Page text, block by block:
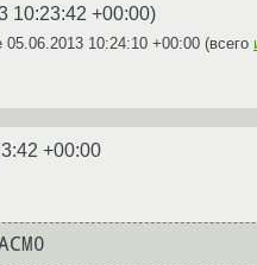
10:23:42 +00:00)
05.06.2013 10:24:10 +00:00 (всего
+00:00